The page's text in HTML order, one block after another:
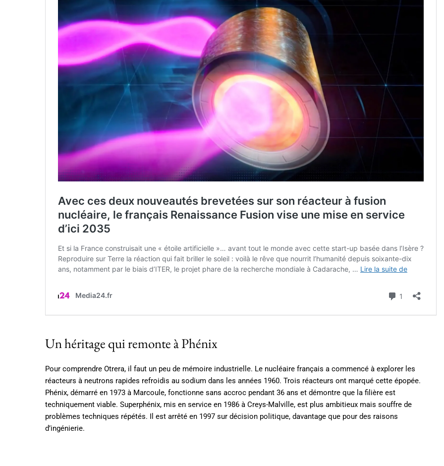
Un héritage qui remonte à Phénix
Pour comprendre Otrera, il faut un peu de mémoire industrielle. Le nucléaire français a commencé à explorer les
réacteurs à neutrons rapides refroidis au sodium dans les années 1960. Trois réacteurs ont marqué cette épopée.
Phénix, démarré en 1973 à Marcoule, fonctionne sans accroc pendant 36 ans et démontre que la filière est
techniquement viable. Superphénix, mis en service en 1986 à Creys-Malville, est plus ambitieux mais souffre de
problèmes techniques répétés. Il est arrêté en 1997 sur décision politique, davantage que pour des raisons
d’ingénierie.